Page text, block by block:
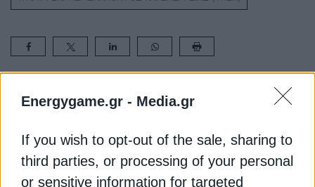
Energygame.gr - Media.gr
If you wish to opt-out of the sale, sharing to
third parties, or processing of your personal
or sensitive information for targeted
ΔΕΊΤΕ ΕΠΊΣΗΣ